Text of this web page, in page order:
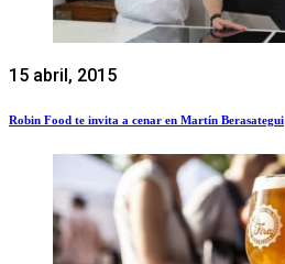
15 abril, 2015
Robin Food te invita a cenar en Martín Berasategui